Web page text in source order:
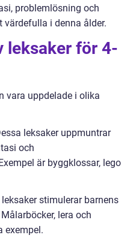
problemlösning och
i denna ålder.
leksaker för 4-
vara uppdelade i olika
leksaker uppmuntrar
och
är byggklossar, lego
stimulerar barnens
lera och
exempel.